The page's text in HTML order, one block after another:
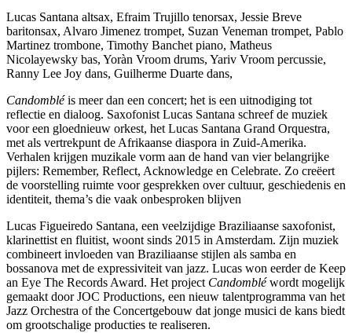
Lucas Santana altsax, Efraim Trujillo tenorsax, Jessie Breve
baritonsax, Alvaro Jimenez trompet, Suzan Veneman trompet, Pablo
Martinez trombone, Timothy Banchet piano, Matheus
Nicolayewsky bas, Yoràn Vroom drums, Yariv Vroom percussie,
Ranny Lee Joy dans, Guilherme Duarte dans,
Candombléis meer dan een concert; het is een uitnodiging tot
reflectie en dialoog. Saxofonist Lucas Santana schreef de muziek
voor een gloednieuw orkest, het Lucas Santana Grand Orquestra,
met als vertrekpunt de Afrikaanse diaspora in Zuid-Amerika.
Verhalen krijgen muzikale vorm aan de hand van vier belangrijke
pijlers: Remember, Reflect, Acknowledge en Celebrate. Zo creëert
de voorstelling ruimte voor gesprekken over cultuur, geschiedenis en
identiteit, thema’s die vaak onbesproken blijven
Lucas Figueiredo Santana, een veelzijdige Braziliaanse saxofonist,
klarinettist en fluitist, woont sinds 2015 in Amsterdam. Zijn muziek
combineert invloeden van Braziliaanse stijlen als samba en
bossanova met de expressiviteit van jazz. Lucas won eerder de Keep
an Eye The Records Award. Het project Candombléwordt mogelijk
gemaakt door JOC Productions, een nieuw talentprogramma van het
Jazz Orchestra of the Concertgebouw dat jonge musici de kans biedt
om grootschalige producties te realiseren.